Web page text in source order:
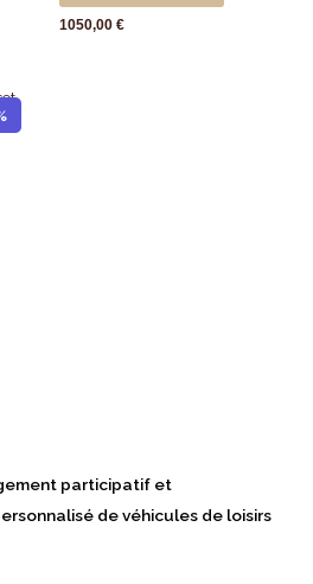
1050,00 €
participatif et
de véhicules de loisirs